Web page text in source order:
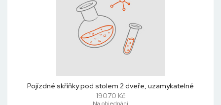
Pojízdné skříňky pod stolem 2 dveře, uzamykatelné
19070 Kč